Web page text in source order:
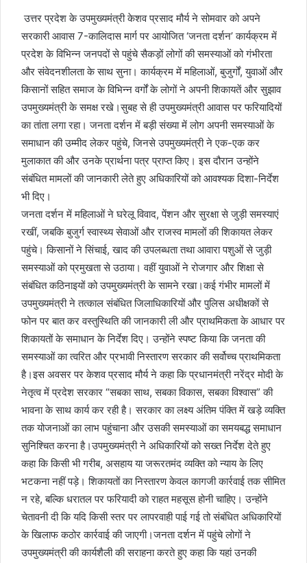
उत्तर प्रदेश के उपमुख्यमंत्री केशव प्रसाद मौर्य ने सोमवार को अपने
सरकारी आवास 7-कालिदास मार्ग पर आयोजित ‘जनता दर्शन’ कार्यक्रम में
प्रदेश के विभिन्न जनपदों से पहुंचे सैकड़ों लोगों की समस्याओं को गंभीरता
और संवेदनशीलता के साथ सुना। कार्यक्रम में महिलाओं, बुजुर्गों, युवाओं और
किसानों सहित समाज के विभिन्न वर्गों के लोगों ने अपनी शिकायतें और सुझाव
उपमुख्यमंत्री के समक्ष रखे।सुबह से ही उपमुख्यमंत्री आवास पर फरियादियों
का तांता लगा रहा। जनता दर्शन में बड़ी संख्या में लोग अपनी समस्याओं के
समाधान की उम्मीद लेकर पहुंचे, जिनसे उपमुख्यमंत्री ने एक-एक कर
मुलाकात की और उनके प्रार्थना पत्र प्राप्त किए। इस दौरान उन्होंने
संबंधित मामलों की जानकारी लेते हुए अधिकारियों को आवश्यक दिशा-निर्देश
भी दिए।
जनता दर्शन में महिलाओं ने घरेलू विवाद, पेंशन और सुरक्षा से जुड़ी समस्याएं
रखीं, जबकि बुजुर्ग स्वास्थ्य सेवाओं और राजस्व मामलों की शिकायत लेकर
पहुंचे। किसानों ने सिंचाई, खाद की उपलब्धता तथा आवारा पशुओं से जुड़ी
समस्याओं को प्रमुखता से उठाया। वहीं युवाओं ने रोजगार और शिक्षा से
संबंधित कठिनाइयों को उपमुख्यमंत्री के सामने रखा।कई गंभीर मामलों में
उपमुख्यमंत्री ने तत्काल संबंधित जिलाधिकारियों और पुलिस अधीक्षकों से
फोन पर बात कर वस्तुस्थिति की जानकारी ली और प्राथमिकता के आधार पर
शिकायतों के समाधान के निर्देश दिए। उन्होंने स्पष्ट किया कि जनता की
समस्याओं का त्वरित और प्रभावी निस्तारण सरकार की सर्वोच्च प्राथमिकता
है।इस अवसर पर केशव प्रसाद मौर्य ने कहा कि प्रधानमंत्री नरेंद्र मोदी के
नेतृत्व में प्रदेश सरकार “सबका साथ, सबका विकास, सबका विश्वास” की
भावना के साथ कार्य कर रही है। सरकार का लक्ष्य अंतिम पंक्ति में खड़े व्यक्ति
तक योजनाओं का लाभ पहुंचाना और उसकी समस्याओं का समयबद्ध समाधान
सुनिश्चित करना है।उपमुख्यमंत्री ने अधिकारियों को सख्त निर्देश देते हुए
कहा कि किसी भी गरीब, असहाय या जरूरतमंद व्यक्ति को न्याय के लिए
भटकना नहीं पड़े। शिकायतों का निस्तारण केवल कागजी कार्रवाई तक सीमित
न रहे, बल्कि धरातल पर फरियादी को राहत महसूस होनी चाहिए। उन्होंने
चेतावनी दी कि यदि किसी स्तर पर लापरवाही पाई गई तो संबंधित अधिकारियों
के खिलाफ कठोर कार्रवाई की जाएगी।जनता दर्शन में पहुंचे लोगों ने
उपमुख्यमंत्री की कार्यशैली की सराहना करते हुए कहा कि यहां उनकी